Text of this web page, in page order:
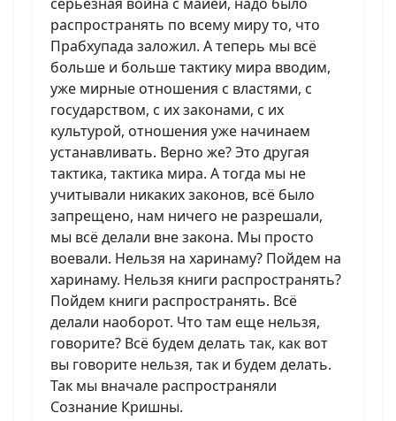
распространять по всему миру то, что
Прабхупада заложил. А теперь мы всё
больше и больше тактику мира вводим,
уже мирные отношения с властями, с
государством, с их законами, с их
культурой, отношения уже начинаем
устанавливать. Верно же? Это другая
тактика, тактика мира. А тогда мы не
учитывали никаких законов, всё было
запрещено, нам ничего не разрешали,
мы всё делали вне закона. Мы просто
воевали. Нельзя на харинаму? Пойдем на
харинаму. Нельзя книги распространять?
Пойдем книги распространять. Всё
делали наоборот. Что там еще нельзя,
говорите? Всё будем делать так, как вот
вы говорите нельзя, так и будем делать.
Так мы вначале распространяли
Сознание Кришны.